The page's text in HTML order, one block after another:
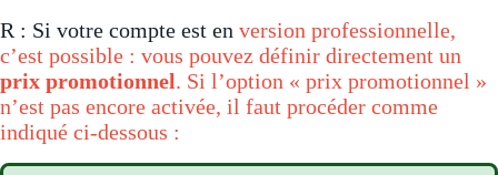
R : Si votre compte est en version professionnelle,
c’est possible : vous pouvez définir directement un
prix promotionnel. Si l’option « prix promotionnel »
n’est pas encore activée, il faut procéder comme
indiqué ci-dessous :